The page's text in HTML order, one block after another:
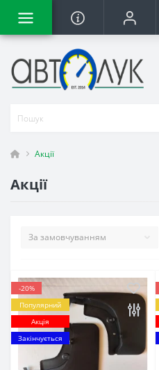
Акції
Акції
-20%
Популярний
Акція
Закінчується